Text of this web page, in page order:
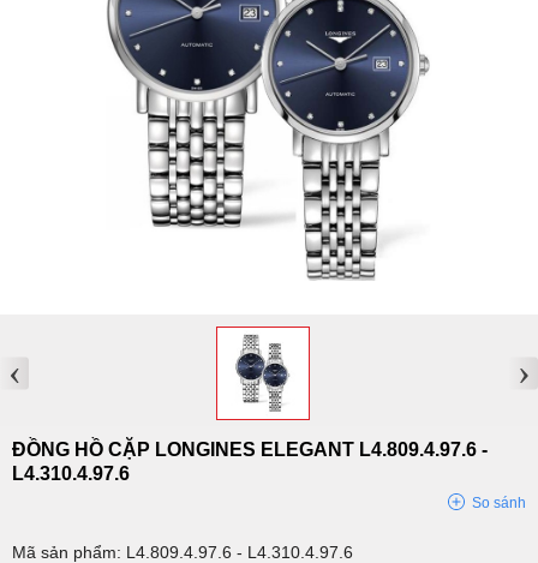
‹ ›
ĐỒNG HỒ CẶP LONGINES ELEGANT L4.809.4.97.6 -
L4.310.4.97.6
So sánh
Mã sản phẩm: L4.809.4.97.6 - L4.310.4.97.6